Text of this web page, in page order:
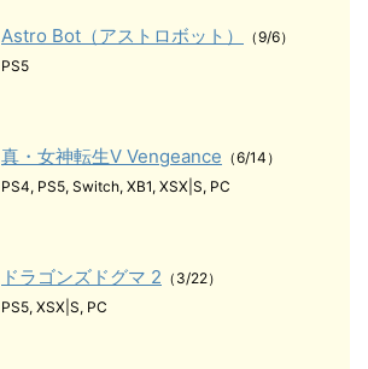
Astro Bot（アストロボット）
（9/6）
PS5
真・女神転生Ⅴ Vengeance （6/14）
PS4, PS5, Switch, XB1, XSX|S, PC
ドラゴンズドグマ 2 （3/22）
PS5, XSX|S, PC